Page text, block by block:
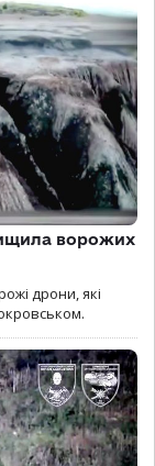
ворожих
дрони, які